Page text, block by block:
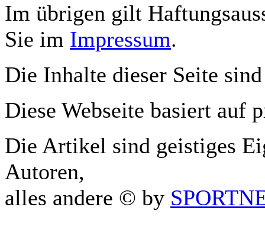
Im übrigen gilt
Sie im Impressum.
Die Inhalte dieser Seite
Diese Webseite basiert auf
Die Artikel sind geistiges
Autoren,
alles andere © by